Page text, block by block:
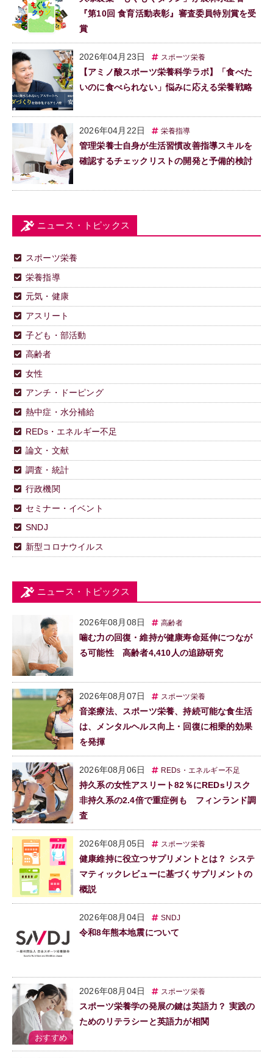
『第10回 食育活動表彰』審査委員特別賞を受
賞
2026年04月23日 スポーツ栄養
【アミノ酸スポーツ栄養科学ラボ】「食べた
いのに食べられない」悩みに応える栄養戦略
2026年04月22日 栄養指導
管理栄養士自身が生活習慣改善指導スキルを
確認するチェックリストの開発と予備的検討
ニュース・トピックス
スポーツ栄養
栄養指導
元気・健康
アスリート
子ども・部活動
高齢者
女性
アンチ・ドーピング
熱中症・水分補給
REDs・エネルギー不足
論文・文献
調査・統計
行政機関
セミナー・イベント
SNDJ
新型コロナウイルス
ニュース・トピックス
2026年08月08日 高齢者
噛む力の回復・維持が健康寿命延伸につなが
る可能性 高齢者4,410人の追跡研究
2026年08月07日 スポーツ栄養
音楽療法、スポーツ栄養、持続可能な食生活
は、メンタルヘルス向上・回復に相乗的効果
を発揮
2026年08月06日 REDs・エネルギー不足
持久系の女性アスリート82％にREDsリスク
非持久系の2.4倍で重症例も フィンランド調
査
2026年08月05日 スポーツ栄養
健康維持に役立つサプリメントとは？ システ
マティックレビューに基づくサプリメントの
概説
2026年08月04日 SNDJ
令和8年熊本地震について
2026年08月04日 スポーツ栄養
スポーツ栄養学の発展の鍵は英語力？ 実践の
ためのリテラシーと英語力が相関